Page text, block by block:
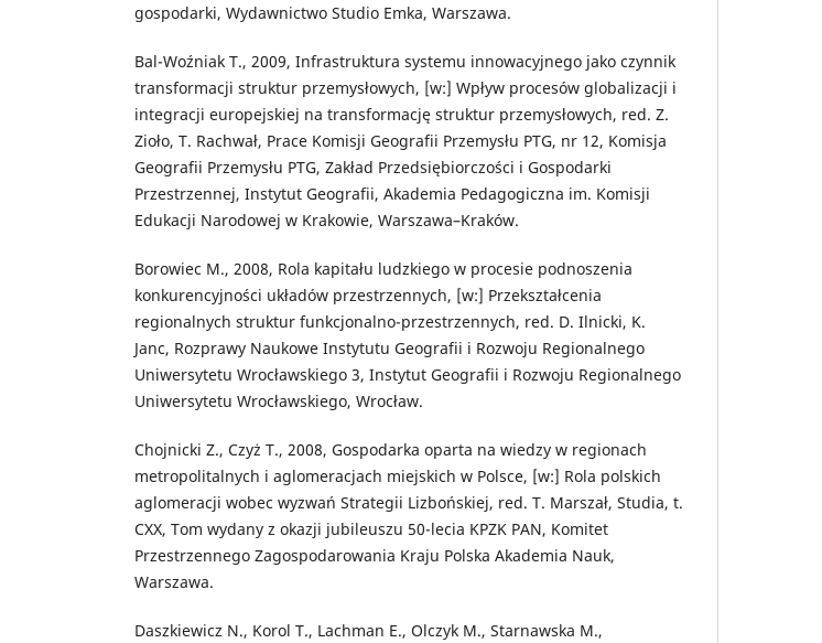
gospodarki, Wydawnictwo Studio Emka, Warszawa.
Bal-Woźniak T., 2009, Infrastruktura systemu innowacyjnego jako czynnik
transformacji struktur przemysłowych, [w:] Wpływ procesów globalizacji i
integracji europejskiej na transformację struktur przemysłowych, red. Z.
Zioło, T. Rachwał, Prace Komisji Geografii Przemysłu PTG, nr 12, Komisja
Geografii Przemysłu PTG, Zakład Przedsiębiorczości i Gospodarki
Przestrzennej, Instytut Geografii, Akademia Pedagogiczna im. Komisji
Edukacji Narodowej w Krakowie, Warszawa–Kraków.
Borowiec M., 2008, Rola kapitału ludzkiego w procesie podnoszenia
konkurencyjności układów przestrzennych, [w:] Przekształcenia
regionalnych struktur funkcjonalno-przestrzennych, red. D. Ilnicki, K.
Janc, Rozprawy Naukowe Instytutu Geografii i Rozwoju Regionalnego
Uniwersytetu Wrocławskiego 3, Instytut Geografii i Rozwoju Regionalnego
Uniwersytetu Wrocławskiego, Wrocław.
Chojnicki Z., Czyż T., 2008, Gospodarka oparta na wiedzy w regionach
metropolitalnych i aglomeracjach miejskich w Polsce, [w:] Rola polskich
aglomeracji wobec wyzwań Strategii Lizbońskiej, red. T. Marszał, Studia, t.
CXX, Tom wydany z okazji jubileuszu 50-lecia KPZK PAN, Komitet
Przestrzennego Zagospodarowania Kraju Polska Akademia Nauk,
Warszawa.
Daszkiewicz N., Korol T., Lachman E., Olczyk M., Starnawska M.,